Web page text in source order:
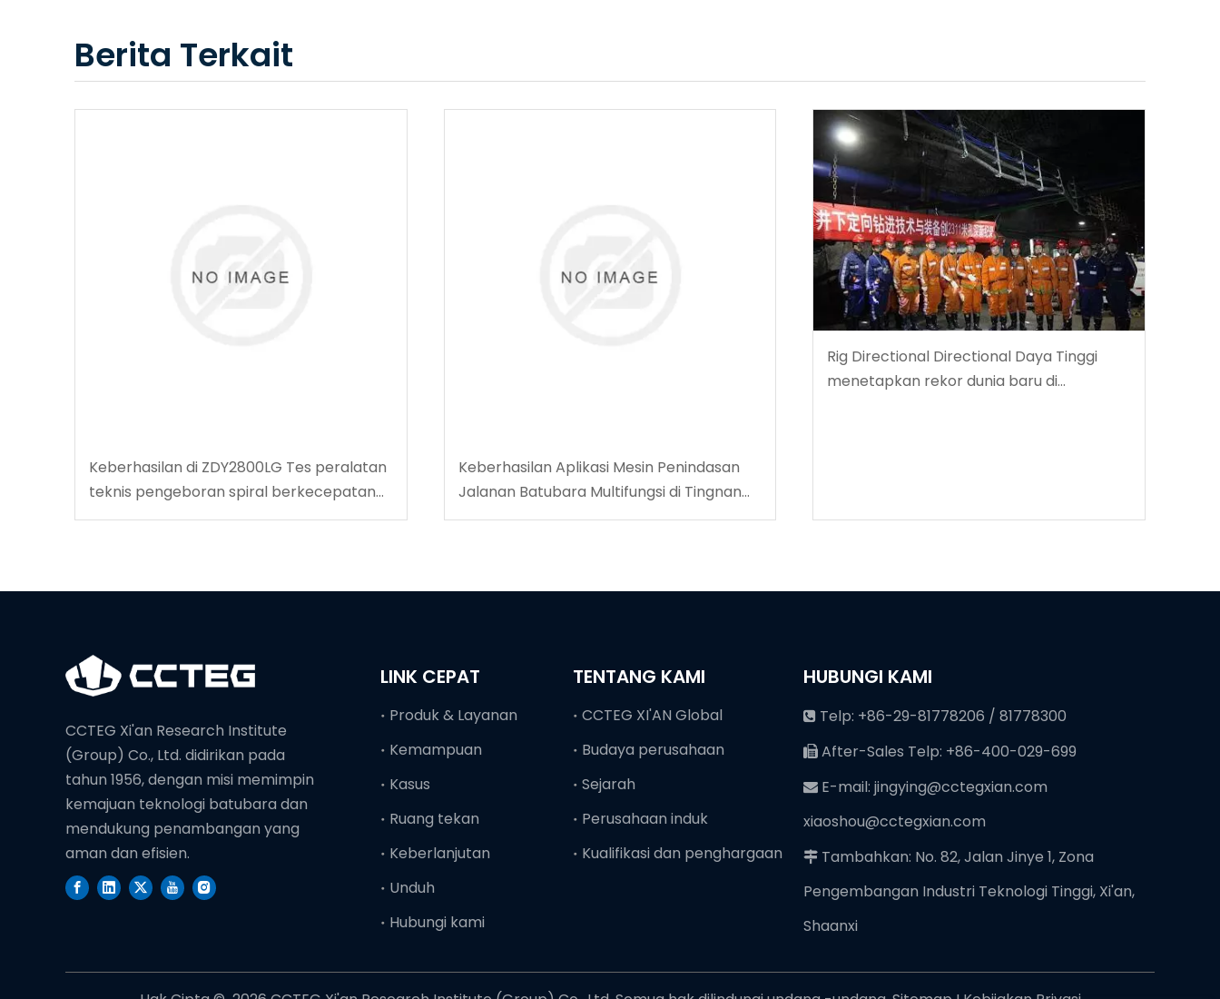
Berita Terkait
Keberhasilan di ZDY2800LG Tes peralatan
teknis pengeboran spiral berkecepatan
tinggi
Keberhasilan Aplikasi Mesin Penindasan
Jalanan Batubara Multifungsi di Tingnan
Coalmine
Rig Directional Directional Daya Tinggi
menetapkan rekor dunia baru di
CCTEG Xi'an Research Institute
(Group) Co., Ltd. didirikan pada
tahun 1956, dengan misi memimpin
kemajuan teknologi batubara dan
mendukung penambangan yang
aman dan efisien.
LINK CEPAT
Produk & Layanan
Kemampuan
Kasus
Ruang tekan
Keberlanjutan
Unduh
Hubungi kami
TENTANG KAMI
CCTEG XI'AN Global
Budaya perusahaan
Sejarah
Perusahaan induk
Kualifikasi dan penghargaan
HUBUNGI KAMI
 Telp: +86-29-81778206 / 81778300
 After-Sales Telp: +86-400-029-699
 E-mail:jingying@cctegxian.com
xiaoshou@cctegxian.com
 Tambahkan: No. 82, Jalan Jinye 1, Zona
Pengembangan Industri Teknologi Tinggi, Xi'an,
Shaanxi